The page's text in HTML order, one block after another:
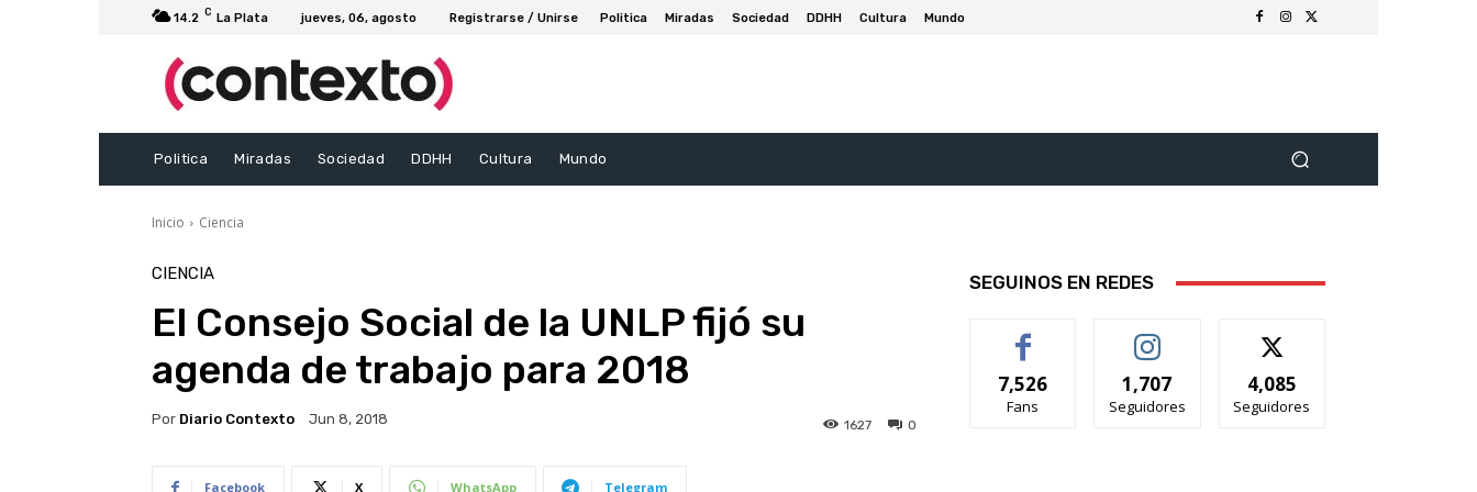
14.2 C La Plata jueves, 06, agosto Registrarse / Unirse Politica Miradas Sociedad DDHH Cultura Mundo
Politica Miradas Sociedad DDHH Cultura Mundo
Inicio Ciencia
CIENCIA
El Consejo Social de la UNLP fijó su
agenda de trabajo para 2018
Por Diario Contexto Jun 8, 2018 0
1627
Facebook X WhatsApp Telegram
SEGUINOS EN REDES
7,526
Fans
1,707
Seguidores
4,085
Seguidores